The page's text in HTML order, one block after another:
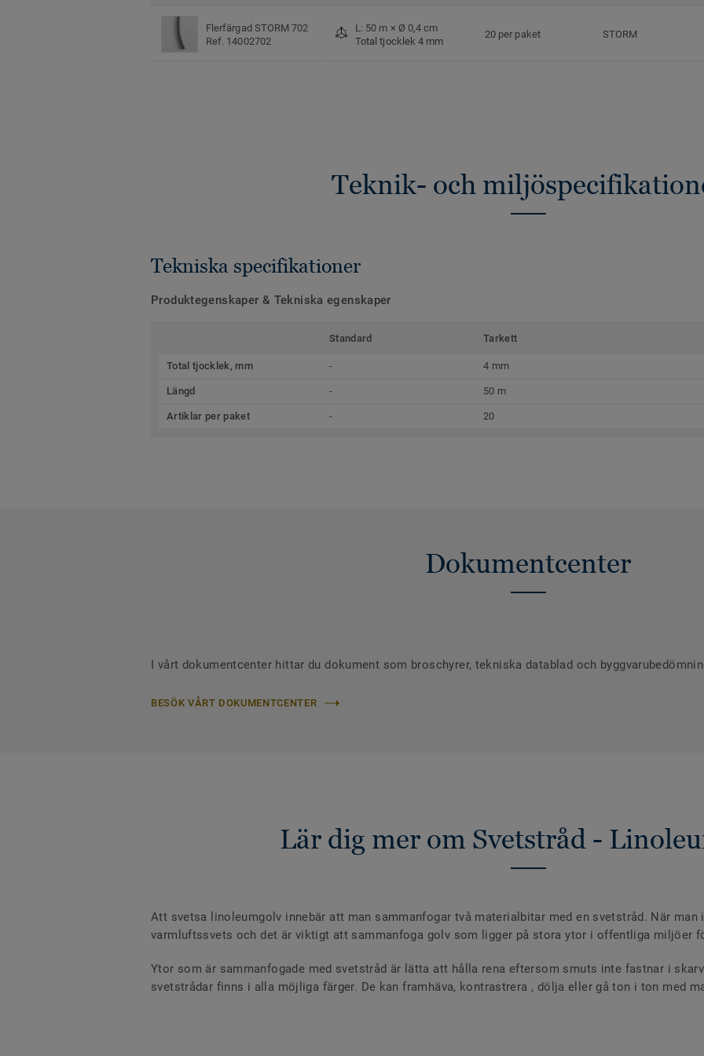
Flerfärgad STORM 702
Ref. 14002702
L: 50 m × Ø 0,4 cm
Total tjocklek 4 mm
20 per paket STORM
Teknik- och
Tekniska specifikationer
Produktegenskaper & Tekniska egenskaper
Standard Tarkett
Total tjocklek, mm - 4 mm
Längd - 50 m
Artiklar per paket - 20
Dokumentcenter
I vårt dokumentcenter hittar du dokument som broschyrer, tekniska datablad och
BESÖK VÅRT DOKUMENTCENTER
Lär dig mer om Svetstråd -
Att svetsa linoleumgolv innebär att man sammanfogar två materialbitar med en svetstråd. När
varmluftssvets och det är viktigt att sammanfoga golv som ligger på stora ytor i offentliga miljöer
Ytor som är sammanfogade med svetstråd är lätta att hålla rena eftersom smuts inte fastnar i
svetstrådar finns i alla möjliga färger. De kan framhäva, kontrastrera , dölja eller gå ton i ton med